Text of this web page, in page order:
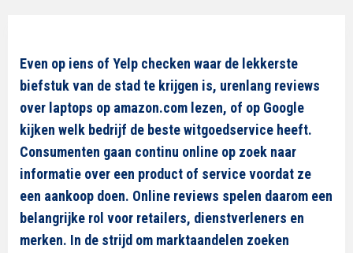
Even op iens of Yelp checken waar de lekkerste
biefstuk van de stad te krijgen is, urenlang reviews
over laptops op amazon.com lezen, of op Google
kijken welk bedrijf de beste witgoedservice heeft.
Consumenten gaan continu online op zoek naar
informatie over een product of service voordat ze
een aankoop doen. Online reviews spelen daarom een
belangrijke rol voor retailers, dienstverleners en
merken. In de strijd om marktaandelen zoeken